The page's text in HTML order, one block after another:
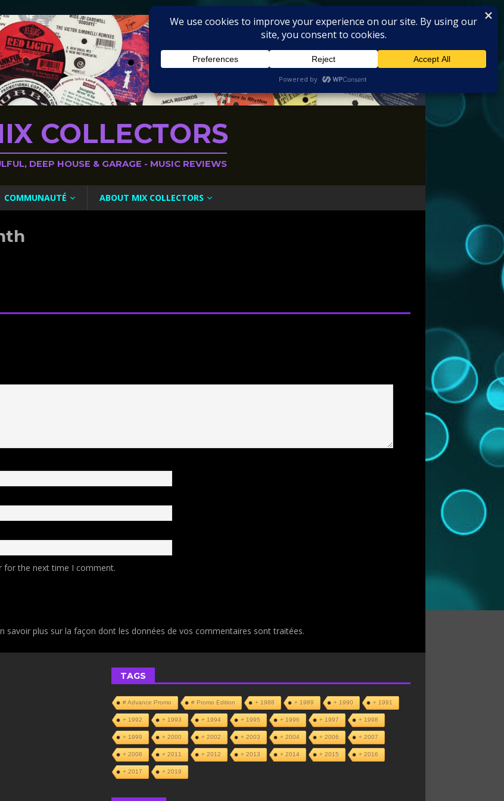
COLLECTORS
DEEP HOUSE & GARAGE - MUSIC REVIEWS
COMMUNAUTÉ ABOUT MIX COLLECTORS
for the next time I comment.
savoir plus sur la façon dont les données de vos commentaires sont traitées.
TAGS
# Advance Promo # Promo Edition + 1988 + 1989 + 1990 + 1991
+ 1992 + 1993 + 1994 + 1995 + 1996 + 1997 + 1998
+ 1999 + 2000 + 2002 + 2003 + 2004 + 2006 + 2007
+ 2008 + 2011 + 2012 + 2013 + 2014 + 2015 + 2016
+ 2017 + 2019